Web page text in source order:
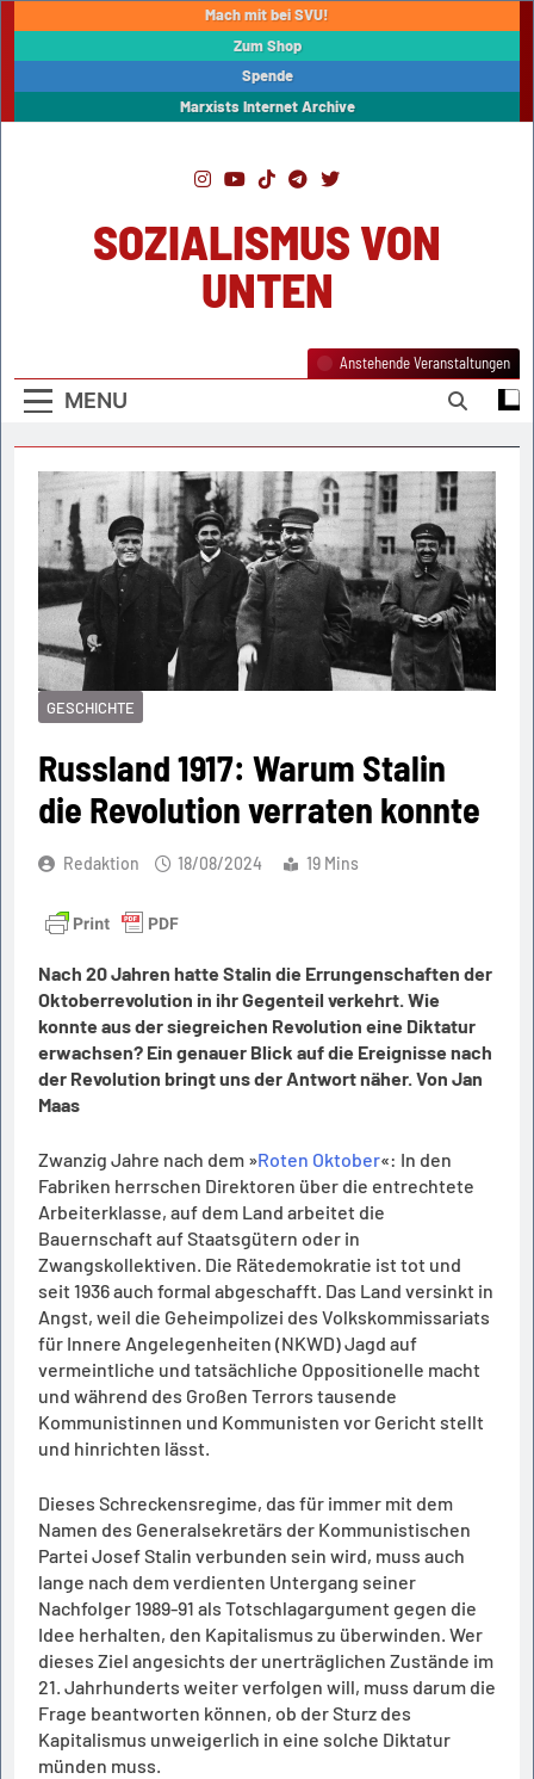
Mach mit bei SVU!
Zum Shop
Spende
Marxists Internet Archive
SOZIALISMUS VON
UNTEN
MENU
Anstehende Veranstaltungen
GESCHICHTE
Russland 1917: Warum Stalin
die Revolution verraten konnte
Redaktion 18/08/2024 19 Mins
Nach 20 Jahren hatte Stalin die Errungenschaften der
Oktoberrevolution in ihr Gegenteil verkehrt. Wie
konnte aus der siegreichen Revolution eine Diktatur
erwachsen? Ein genauer Blick auf die Ereignisse nach
der Revolution bringt uns der Antwort näher. Von Jan
Maas
Zwanzig Jahre nach dem »Roten Oktober«: In den
Fabriken herrschen Direktoren über die entrechtete
Arbeiterklasse, auf dem Land arbeitet die
Bauernschaft auf Staatsgütern oder in
Zwangskollektiven. Die Rätedemokratie ist tot und
seit 1936 auch formal abgeschafft. Das Land versinkt in
Angst, weil die Geheimpolizei des Volkskommissariats
für Innere Angelegenheiten (NKWD) Jagd auf
vermeintliche und tatsächliche Oppositionelle macht
und während des Großen Terrors tausende
Kommunistinnen und Kommunisten vor Gericht stellt
und hinrichten lässt.
Dieses Schreckensregime, das für immer mit dem
Namen des Generalsekretärs der Kommunistischen
Partei Josef Stalin verbunden sein wird, muss auch
lange nach dem verdienten Untergang seiner
Nachfolger 1989-91 als Totschlagargument gegen die
Idee herhalten, den Kapitalismus zu überwinden. Wer
dieses Ziel angesichts der unerträglichen Zustände im
21. Jahrhunderts weiter verfolgen will, muss darum die
Frage beantworten können, ob der Sturz des
Kapitalismus unweigerlich in eine solche Diktatur
münden muss.